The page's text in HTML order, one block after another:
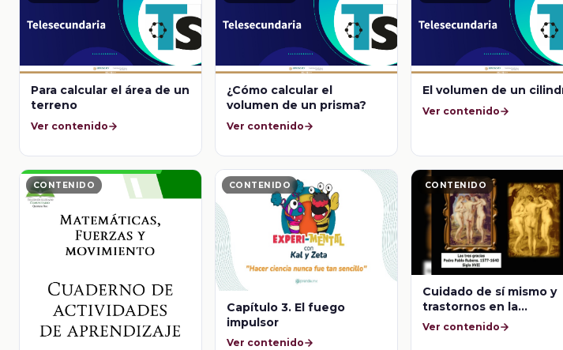
Para calcular el área de un
terreno
Ver contenido
¿Cómo calcular el
volumen de un prisma?
Ver contenido
El volumen de un
Ver contenido
CONTENIDO CONTENIDO
Capítulo 3. El fuego
impulsor
Ver contenido
CONTENIDO
Cuidado de sí mismo y
trastornos en la
alimentación
Ver contenido